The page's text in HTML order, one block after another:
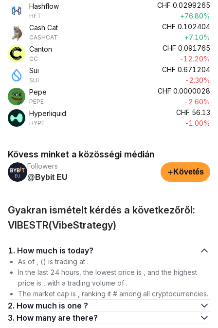
Hashflow
HFT
CHF 0.0299265
+76.80%
Cash Cat
CASHCAT
CHF 0.102404
+7.10%
Canton
CC
CHF 0.091765
-12.20%
Sui
SUI
CHF 0.671204
-2.30%
Pepe
PEPE
CHF 0.0000028
-2.60%
Hyperliquid
HYPE
CHF 56.13
-1.00%
Kövess minket a közösségi médián
Followers
@Bybit EU
+ Követés
Gyakran ismételt kérdés a következőről:
VIBESTR(VibeStrategy)
1. How much is today?
As of , () is trading at .
In the last 24 hours, the lowest price is , and the highest
price is , with a trading volume of .
The market cap is , ranking it # among all cryptocurrencies.
2. How much is one ?
3. How many are there?